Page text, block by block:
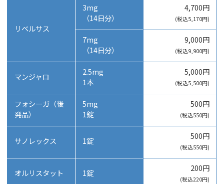
リベルサス
3mg
（14日分）
4,700円
(税込5,170円)
7mg
（14日分）
9,000円
(税込9,900円)
マンジャロ
2.5mg
1本
5,000円
(税込5,500円)
フォシーガ（後
発品）
5mg
1錠
500円
(税込550円)
サノレックス 1錠 500円
(税込550円)
オルリスタット 1錠 200円
(税込220円)